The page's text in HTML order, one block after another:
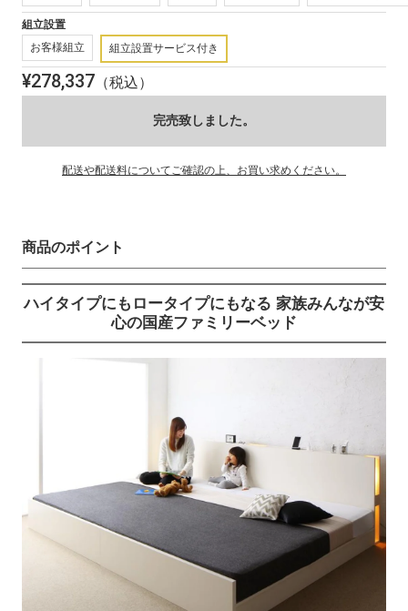
組立設置
お客様組立
組立設置サービス付き
¥278,337 （税込）
完売致しました。
配送や配送料についてご確認の上、お買い求めください。
商品のポイント
ハイタイプにもロータイプにもなる 家族みんなが安
心の国産ファミリーベッド